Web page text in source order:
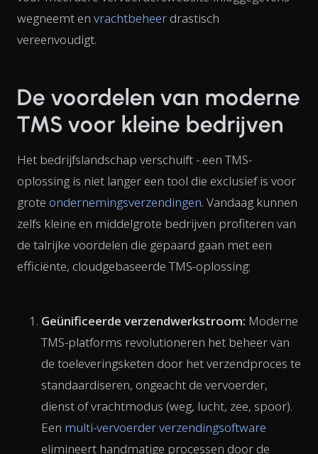
wegneemt en vrachtbeheer drastisch
vereenvoudigt.
De voordelen van moderne
TMS voor kleine bedrijven
Het bedrijfslandschap verschuift - een TMS-
oplossing is niet langer een tool die exclusief is voor
grote ondernemingsverzendingen. Vandaag kunnen
zelfs kleine en middelgrote bedrijven profiteren van
de talrijke voordelen die gepaard gaan met een
efficiënte, cloudgebaseerde TMS-oplossing:
Geünificeerde verzendwerkstroom: Moderne
TMS-platforms revolutioneren het beheer van
de toeleveringsketen door het verzendproces te
standaardiseren, ongeacht de vervoerder,
dienst of vrachtmodus (weg, lucht, zee, spoor).
Een multi-vervoerder verzendingsoftware
elimineert handmatige processen door de